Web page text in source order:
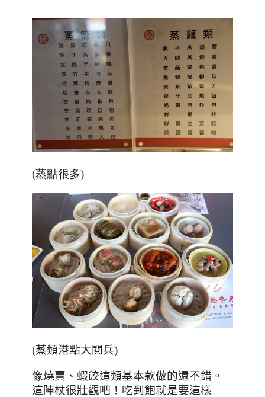
(蒸點很多)
(蒸類港點大閱兵)
像燒賣、蝦餃這類基本款做的還不錯。
這陣杖很壯觀吧！吃到飽就是要這樣